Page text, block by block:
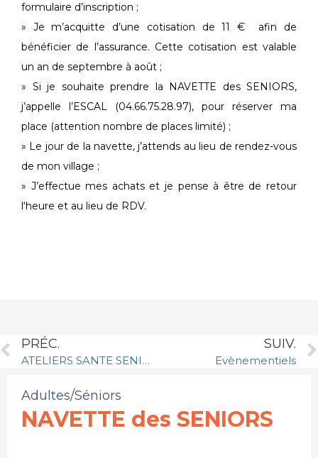
formulaire d’inscription ;
» Je m’acquitte d’une cotisation de 11 € afin de
bénéficier de l’assurance. Cette cotisation est valable
un an de septembre à août ;
» Si je souhaite prendre la NAVETTE des SENIORS,
j’appelle l’ESCAL (04.66.75.28.97), pour réserver ma
place (attention nombre de places limité) ;
» Le jour de la navette, j’attends au lieu de rendez-vous
de mon village ;
» J’effectue mes achats et je pense à être de retour
l‘heure et au lieu de RDV.
PRÉC.
ATELIERS SANTE SENIORS
SUIV.
Evènementiels
Adultes/Séniors
NAVETTE des SENIORS